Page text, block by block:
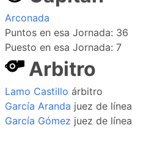
Arconada
Puntos en esa Jornada: 36
Puesto en esa Jornada: 7
Arbitro
Lamo Castillo árbitro
García Aranda juez de línea
García Gómez juez de línea